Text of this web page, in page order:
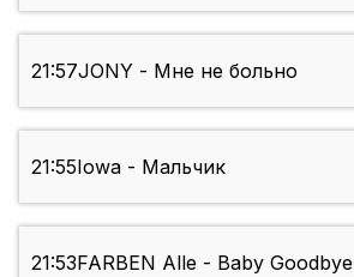
21:57JONY - Мне не больно
21:55Iowa - Мальчик
21:53FARBEN Alle - Baby Goodbye